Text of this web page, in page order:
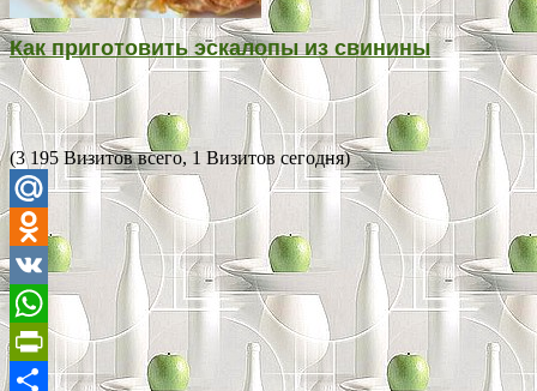
Как приготовить эскалопы из свинины
(3 195 Визитов всего, 1 Визитов сегодня)
Mail.Ru
Odnoklassniki
VK
WhatsApp
PrintFriendly